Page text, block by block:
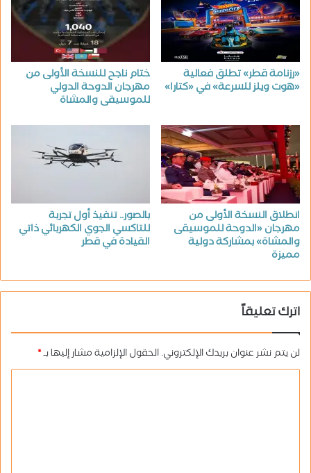
«رزنامة قطر» تطلق فعالية
«هوت ويلز للسرعة» في «كتارا»
ختام ناجح للنسخة الأولى من
مهرجان الدوحة الدولي
للموسيقى والمشاة
انطلاق النسخة الأولى من
مهرجان «الدوحة للموسيقى
والمشاة» بمشاركة دولية
مميزة
بالصور.. تنفيذ أول تجربة
للتاكسي الجوي الكهربائي ذاتي
القيادة في قطر
اترك تعليقاً
لن يتم نشر عنوان بريدك الإلكتروني.الحقول الإلزامية مشار إليها بـ*